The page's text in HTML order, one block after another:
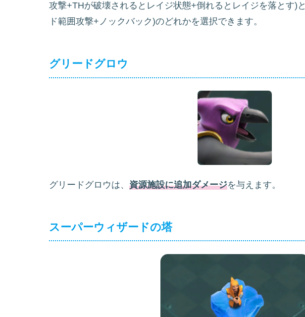
攻撃+THが破壊されるとレイジ状態+倒れるとレイジを落とす)と
ド範囲攻撃+ノックバック)のどれかを選択できます。
グリードグロウ
グリードグロウは、 資源施設に追加ダメージを与えます。
スーパーウィザードの塔